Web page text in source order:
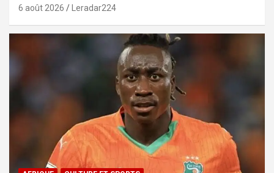
6 août 2026 Leradar224